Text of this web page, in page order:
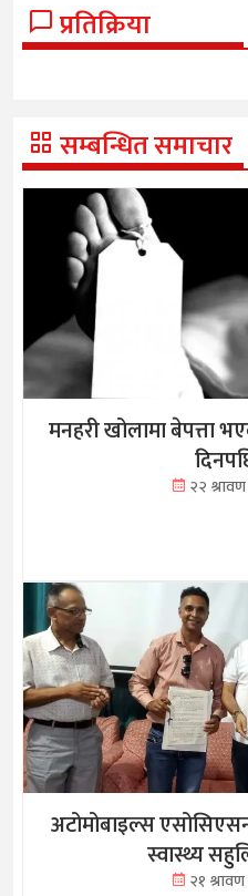
प्रतिक्रिया
सम्बन्धित समाचार
मनहरी खोलामा बेपत्ता
२२
अटोमोबाइल्स
स्वास्थ्य
२१